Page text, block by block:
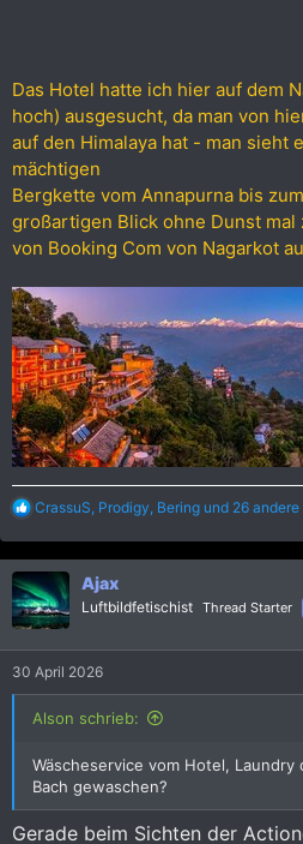
Das Hotel hatte ich hier auf dem
hoch) ausgesucht, da man von
auf den Himalaya hat - man sieht
mächtigen
Bergkette vom Annapurna bis
großartigen Blick ohne Dunst mal
von Booking Com von Nagarkot
R
a
k
t
i
o
n
:
CrassuS Prodigy Bering und 26 andere
Ajax
Luftbildfetischist Thread Starter
30 April 2026
Alson schrieb:
Wäscheservice vom Hotel,
Bach gewaschen?
Gerade beim Sichten der